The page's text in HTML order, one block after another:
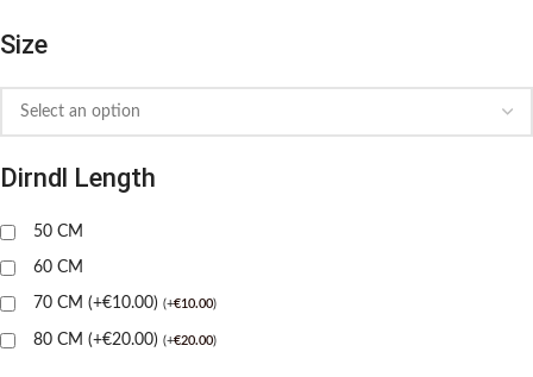
Size
Dirndl Length
50 CM
60 CM
70 CM (+€10.00) (+€10.00)
80 CM (+€20.00) (+€20.00)